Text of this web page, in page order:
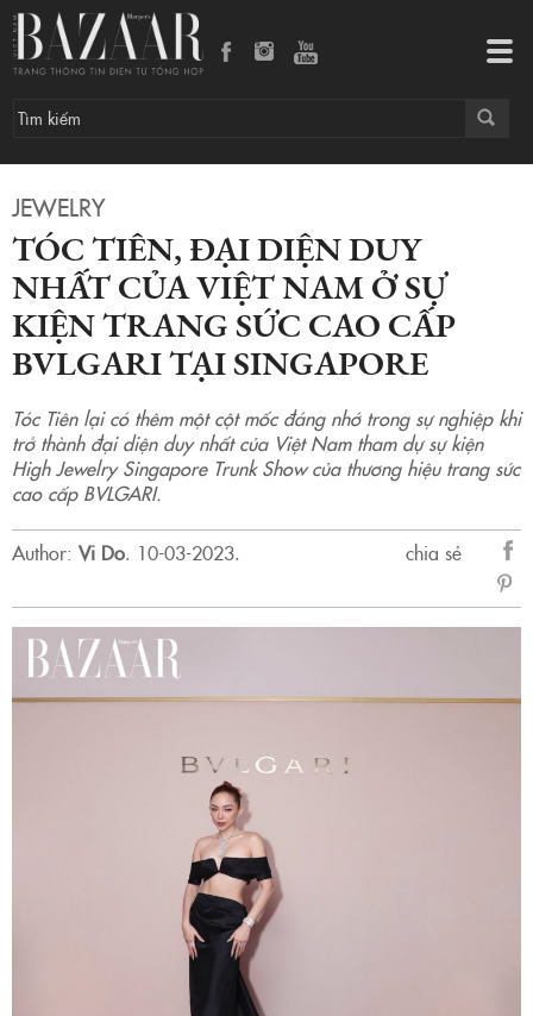
JEWELRY
TÓC TIÊN, ĐẠI DIỆN DUY
NHẤT CỦA VIỆT NAM Ở SỰ
KIỆN TRANG SỨC CAO CẤP
BVLGARI TẠI SINGAPORE
Tóc Tiên lại có thêm một cột mốc đáng nhớ trong sự nghiệp khi
trở thành đại diện duy nhất của Việt Nam tham dự sự kiện
High Jewelry Singapore Trunk Show của thương hiệu trang sức
cao cấp BVLGARI.
Author: Vi Do. 10-03-2023.
chia sẻ
sẻ